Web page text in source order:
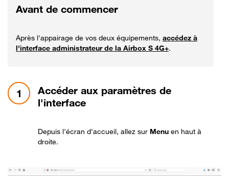
Avant de commencer
Après l'appairage de vos deux équipements, accédez à
l'interface administrateur de la Airbox S 4G+.
1 étape 1:
Accéder aux paramètres de
l'interface
Depuis l'écran d'accueil, allez sur Menu en haut à
droite.